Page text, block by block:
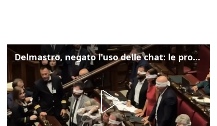
Delmastro, negato l'uso delle chat: le proteste di Avs e M5s